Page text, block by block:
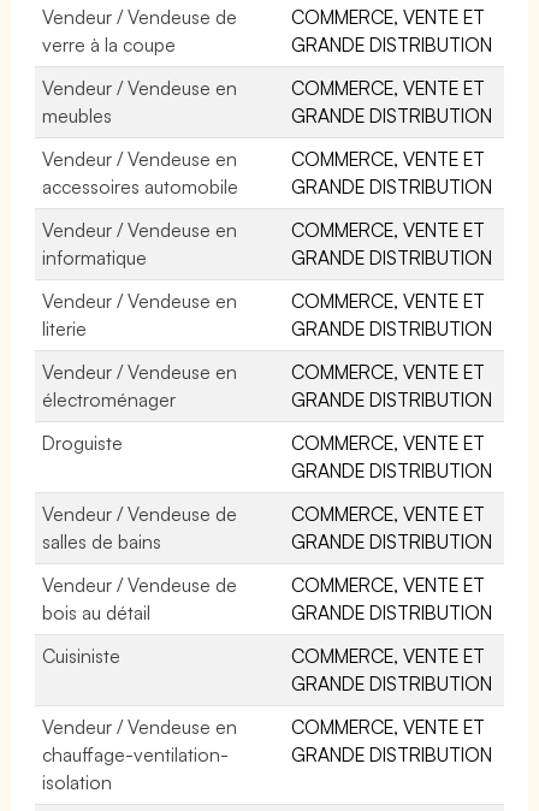
Vendeur / Vendeuse de
verre à la coupe
COMMERCE, VENTE ET
GRANDE DISTRIBUTION
Vendeur / Vendeuse en
meubles
COMMERCE, VENTE ET
GRANDE DISTRIBUTION
Vendeur / Vendeuse en
accessoires automobile
COMMERCE, VENTE ET
GRANDE DISTRIBUTION
Vendeur / Vendeuse en
informatique
COMMERCE, VENTE ET
GRANDE DISTRIBUTION
Vendeur / Vendeuse en
literie
COMMERCE, VENTE ET
GRANDE DISTRIBUTION
Vendeur / Vendeuse en
électroménager
COMMERCE, VENTE ET
GRANDE DISTRIBUTION
Droguiste
COMMERCE, VENTE ET
GRANDE DISTRIBUTION
Vendeur / Vendeuse de
salles de bains
COMMERCE, VENTE ET
GRANDE DISTRIBUTION
Vendeur / Vendeuse de
bois au détail
COMMERCE, VENTE ET
GRANDE DISTRIBUTION
Cuisiniste
COMMERCE, VENTE ET
GRANDE DISTRIBUTION
Vendeur / Vendeuse en
chauffage-ventilation-
isolation
COMMERCE, VENTE ET
GRANDE DISTRIBUTION